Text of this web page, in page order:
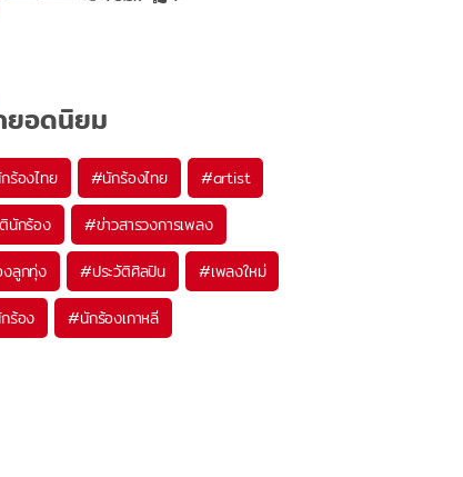
ยอดนิยม
ร้องไทย #นักร้องไทย #artist
นักร้อง #ข่าวสารวงการเพลง
งลูกทุ่ง #ประวัติศิลปิน #เพลงใหม่
ร้อง #นักร้องเกาหลี